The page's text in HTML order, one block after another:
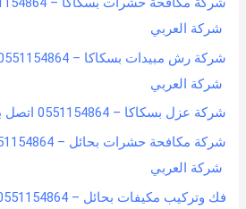
شركة العربي
شركة العربي
شركة عزل بسكاكا – 0551154864 اتصل بنا – شركة العربي
شركة العربي